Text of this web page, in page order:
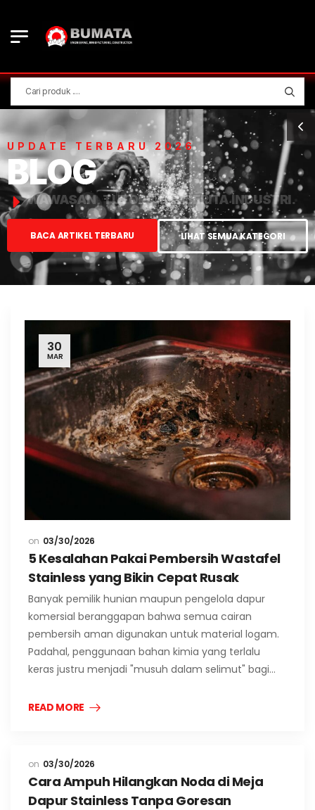
UPDATE TERBARU 2026
BLOG
WAWASAN, TUTORIAL, & BERITA INDUSTRI.
BACA ARTIKEL TERBARU LIHAT SEMUA KATEGORI
30
MAR
03/30/2026
5 Kesalahan Pakai Pembersih Wastafel
Stainless yang Bikin Cepat Rusak
Banyak pemilik hunian maupun pengelola dapur
komersial beranggapan bahwa semua cairan
pembersih aman digunakan untuk material logam.
Padahal, penggunaan bahan kimia yang terlalu
keras justru menjadi "musuh dalam selimut" bagi…
READ MORE
03/30/2026
Cara Ampuh Hilangkan Noda di Meja
Dapur Stainless Tanpa Goresan